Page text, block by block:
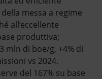
messa a regime
all’eccellente
produttiva;
mln di boe/g, +4% di
vs 2024.
del 167% su base